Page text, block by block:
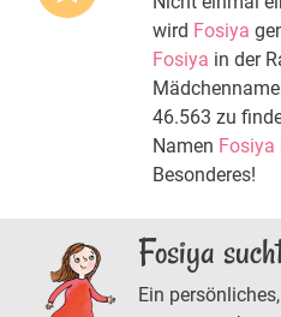
wird Fosiya
Fosiya in der
46.563 zu
Namen Fosiya
Besonderes!
Fosiya
Ein